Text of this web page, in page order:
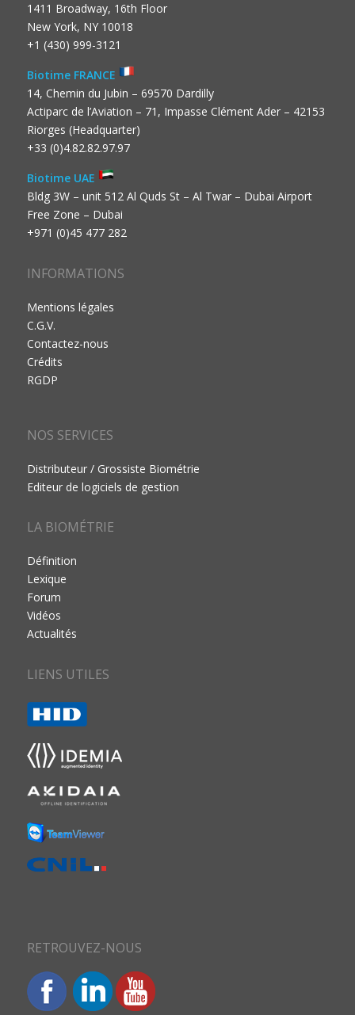
1411 Broadway, 16th Floor
New York, NY 10018
+1 (430) 999-3121
Biotime FRANCE
14, Chemin du Jubin – 69570 Dardilly
Actiparc de l’Aviation – 71, Impasse Clément Ader – 42153
Riorges (Headquarter)
+33 (0)4.82.82.97.97
Biotime UAE
Bldg 3W – unit 512 Al Quds St – Al Twar – Dubai Airport
Free Zone – Dubai
+971 (0)45 477 282
INFORMATIONS
Mentions légales
C.G.V.
Contactez-nous
Crédits
RGDP
NOS SERVICES
Distributeur / Grossiste Biométrie
Editeur de logiciels de gestion
LA BIOMÉTRIE
Définition
Lexique
Forum
Vidéos
Actualités
LIENS UTILES
RETROUVEZ-NOUS